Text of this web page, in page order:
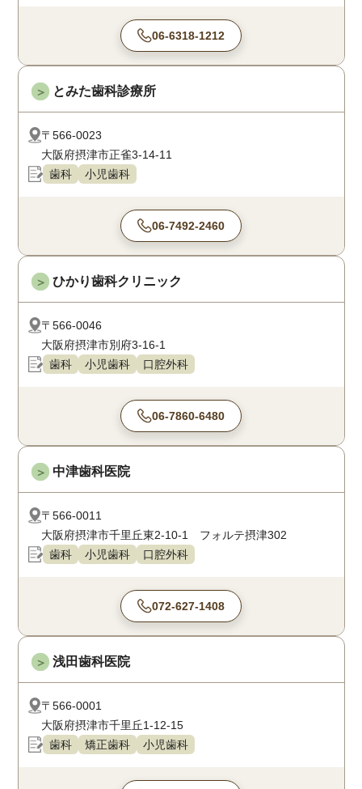
06-6318-1212
＞ とみた歯科診療所
〒566-0023
大阪府摂津市正雀3-14-11
歯科
小児歯科
06-7492-2460
＞ ひかり歯科クリニック
〒566-0046
大阪府摂津市別府3-16-1
歯科
小児歯科 口腔外科
06-7860-6480
＞ 中津歯科医院
〒566-0011
大阪府摂津市千里丘東2-10-1 フォルテ摂津302
歯科
小児歯科 口腔外科
072-627-1408
＞ 浅田歯科医院
〒566-0001
大阪府摂津市千里丘1-12-15
歯科
矯正歯科 小児歯科